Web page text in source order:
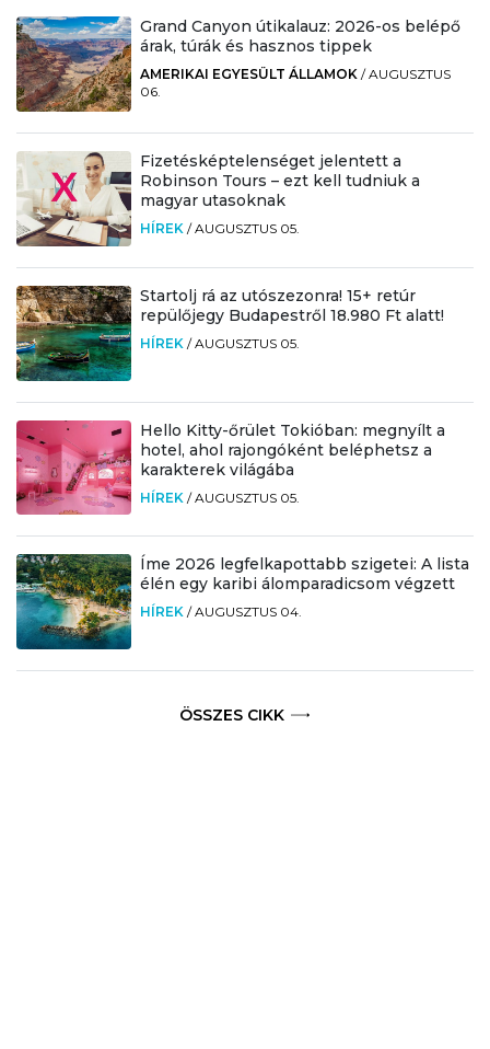
Grand Canyon útikalauz: 2026-os belépő
árak, túrák és hasznos tippek
AMERIKAI EGYESÜLT ÁLLAMOK /AUGUSZTUS
06.
Fizetésképtelenséget jelentett a
Robinson Tours – ezt kell tudniuk a
magyar utasoknak
HÍREK /AUGUSZTUS 05.
Startolj rá az utószezonra! 15+ retúr
repülőjegy Budapestről 18.980 Ft alatt!
HÍREK /AUGUSZTUS 05.
Hello Kitty-őrület Tokióban: megnyílt a
hotel, ahol rajongóként beléphetsz a
karakterek világába
HÍREK /AUGUSZTUS 05.
Íme 2026 legfelkapottabb szigetei: A lista
élén egy karibi álomparadicsom végzett
HÍREK /AUGUSZTUS 04.
ÖSSZES CIKK